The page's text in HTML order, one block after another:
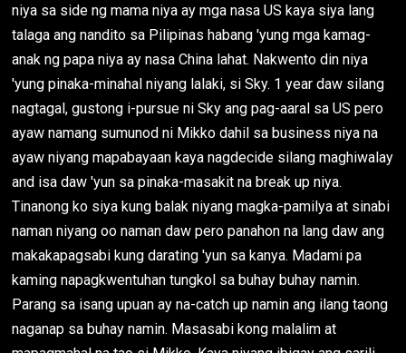
niya sa side ng mama niya ay mga nasa US kaya siya lang
talaga ang nandito sa Pilipinas habang 'yung mga kamag-
anak ng papa niya ay nasa China lahat. Nakwento din niya
'yung pinaka-minahal niyang lalaki, si Sky. 1 year daw silang
nagtagal, gustong i-pursue ni Sky ang pag-aaral sa US pero
ayaw namang sumunod ni Mikko dahil sa business niya na
ayaw niyang mapabayaan kaya nagdecide silang maghiwalay
and isa daw 'yun sa pinaka-masakit na break up niya.
Tinanong ko siya kung balak niyang magka-pamilya at sinabi
naman niyang oo naman daw pero panahon na lang daw ang
makakapagsabi kung darating 'yun sa kanya. Madami pa
kaming napagkwentuhan tungkol sa buhay buhay namin.
Parang sa isang upuan ay na-catch up namin ang ilang taong
naganap sa buhay namin. Masasabi kong malalim at